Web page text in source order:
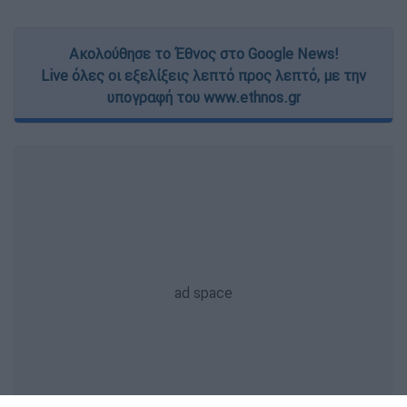
Ακολούθησε το Έθνος στο Google News!
Live όλες οι εξελίξεις λεπτό προς λεπτό, με την
υπογραφή του www.ethnos.gr